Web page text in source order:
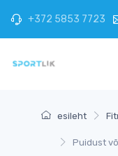
+372 5853 7723
esileht
Puidust